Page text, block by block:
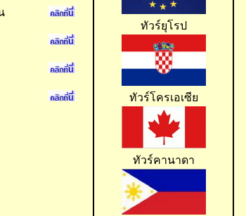
ทัวร์ยุโรป
ทัวร์โครเอเซีย
ทัวร์คานาดา